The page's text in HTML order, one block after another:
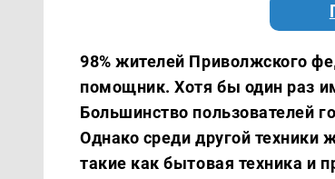
98% жителей Приволжского
помощник. Хотя бы один раз
Большинство пользователей
Однако среди другой техники
такие как бытовая техника и